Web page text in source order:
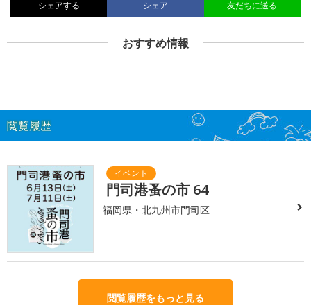
シェアする シェア 友だちに送る
おすすめ情報
閲覧履歴
門司港蚤の市 64
福岡県・北九州市門司区
閲覧履歴をもっと見る